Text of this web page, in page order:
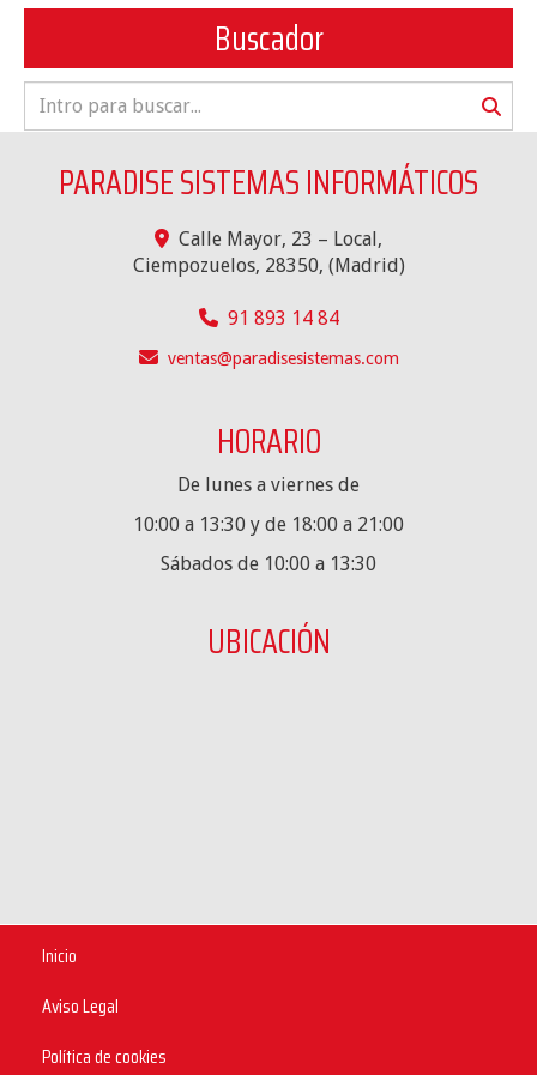
Buscador
PARADISE SISTEMAS INFORMÁTICOS
Calle Mayor, 23 – Local,
Ciempozuelos, 28350, (Madrid)
91 893 14 84
ventas paradisesistemas.com
HORARIO
De lunes a viernes de
10:00 a 13:30 y de 18:00 a 21:00
Sábados de 10:00 a 13:30
UBICACIÓN
Inicio
Aviso Legal
Política de cookies